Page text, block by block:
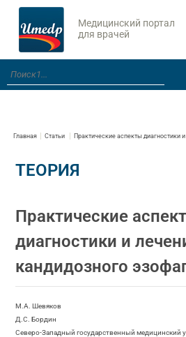
Медицинский портал
для врачей
Главная Статьи Практические аспекты диагностики
ТЕОРИЯ
Практические
диагностики и
кандидозного
М.А. Шевяков
Д.С. Бордин
Северо-Западный государственный медицинский